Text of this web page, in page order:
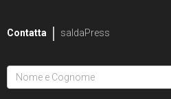
Contatta saldaPress